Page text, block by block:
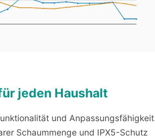
jeden Haushalt
und
Schaummenge und IPX5-Schutz